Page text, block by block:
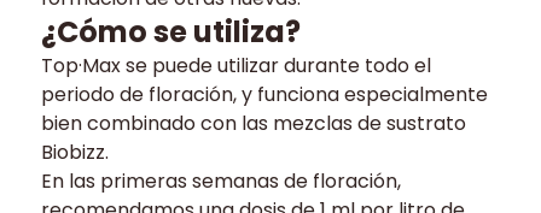
¿Cómo se utiliza?
Top·Max se puede utilizar durante todo el
periodo de floración, y funciona especialmente
bien combinado con las mezclas de sustrato
Biobizz.
En las primeras semanas de floración,